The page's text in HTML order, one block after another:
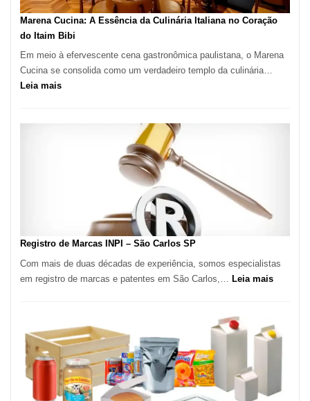
Pizzaria
Marena Cucina: A Essência da Culinária Italiana no Coração
do Itaim Bibi
Em meio à efervescente cena gastronômica paulistana, o Marena
Cucina se consolida como um verdadeiro templo da culinária…
Leia mais:
Coração
do
Bibi
Registro de Marcas INPI – São Carlos SP
Com mais de duas décadas de experiência, somos especialistas
em registro de marcas e patentes em São Carlos,…
Leia mais:
Marcas
INPI